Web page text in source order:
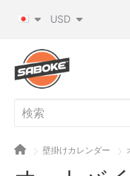
USD
壁掛けカレンダー